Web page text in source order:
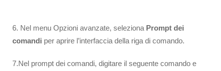
6. Nel menu Opzioni avanzate, seleziona Prompt dei
comandi per aprire l’interfaccia della riga di comando.
7.Nel prompt dei comandi, digitare il seguente comando e